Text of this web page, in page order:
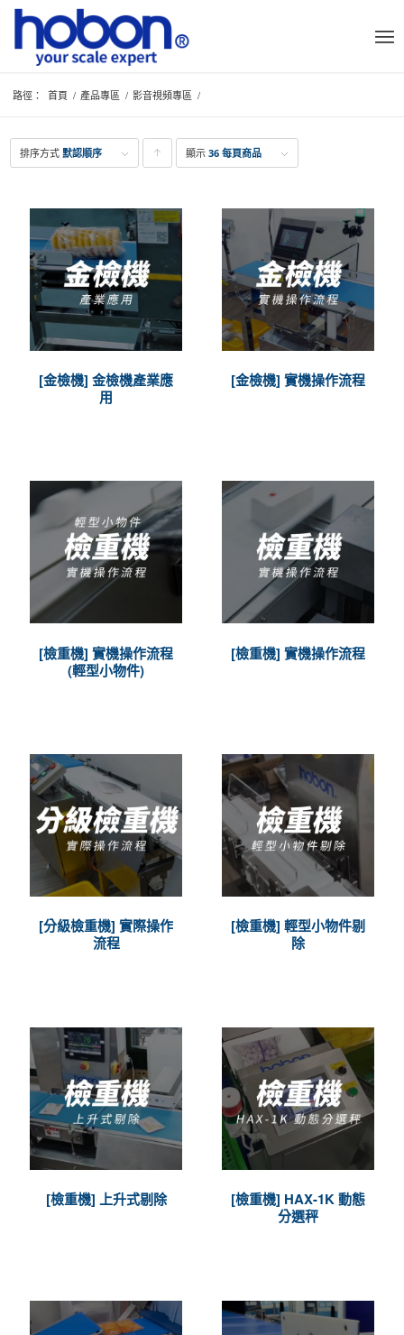
路徑： 首頁 / 產品專區 / 影音視頻專區 /
排序方式默認順序 點
序顯
示產
品
顯示36 每頁商品
[金檢機] 金檢機產業應
用
[金檢機] 實機操作流程
[檢重機] 實機操作流程
(輕型小物件)
[檢重機] 實機操作流程
[分級檢重機] 實際操作
流程
[檢重機] 輕型小物件剔
除
[檢重機] 上升式剔除
[檢重機] HAX-1K 動態
分選秤